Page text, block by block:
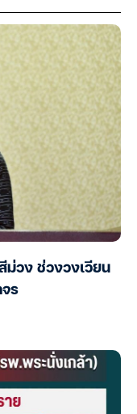
ม่วง ช่วงวงเวียน
ร